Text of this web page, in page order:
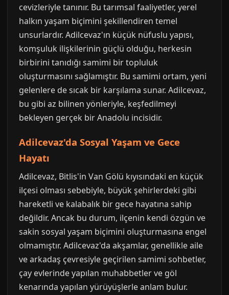
cevizleriyle tanınır. Bu tarımsal faaliyetler, yerel
halkın yaşam biçimini şekillendiren temel
unsurlardır. Adilcevaz'ın küçük nüfuslu yapısı,
komşuluk ilişkilerinin güçlü olduğu, herkesin
birbirini tanıdığı samimi bir topluluk
oluşturmasını sağlamıştır. Bu samimi ortam, yeni
gelenlere de sıcak bir karşılama sunar. Adilcevaz,
bu gibi az bilinen yönleriyle, keşfedilmeyi
bekleyen gerçek bir Anadolu incisidir.
Adilcevaz'da Sosyal Yaşam ve Gece
Hayatı
Adilcevaz, Bitlis'in Van Gölü kıyısındaki en küçük
ilçesi olması sebebiyle, büyük şehirlerdeki gibi
hareketli ve kalabalık bir gece hayatına sahip
değildir. Ancak bu durum, ilçenin kendi özgün ve
sakin sosyal yaşam biçimini oluşturmasına engel
olmamıştır. Adilcevaz'da akşamlar, genellikle aile
ve arkadaş çevresiyle geçirilen samimi sohbetler,
çay evlerinde yapılan muhabbetler ve göl
kenarında yapılan yürüyüşlerle anlam bulur.